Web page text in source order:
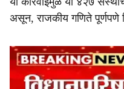
असून, राजकीय गणिते